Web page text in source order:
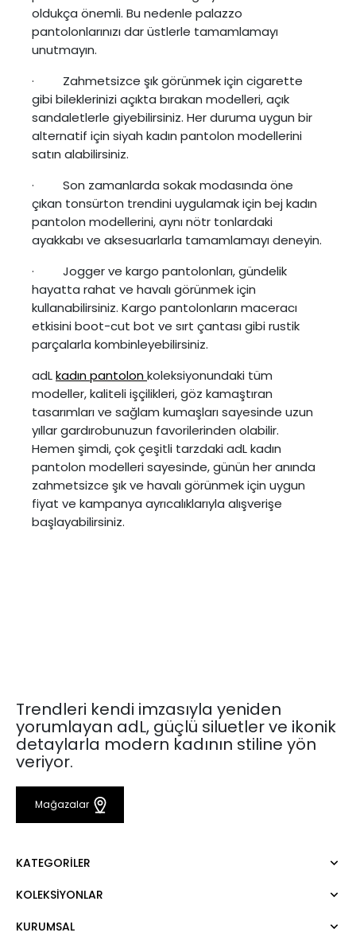
oldukça önemli. Bu nedenle palazzo
pantolonlarınızı dar üstlerle tamamlamayı
unutmayın.
· Zahmetsizce şık görünmek için cigarette
gibi bileklerinizi açıkta bırakan modelleri, açık
sandaletlerle giyebilirsiniz. Her duruma uygun bir
alternatif için siyah kadın pantolon modellerini
satın alabilirsiniz.
· Son zamanlarda sokak modasında öne
çıkan tonsürton trendini uygulamak için bej kadın
pantolon modellerini, aynı nötr tonlardaki
ayakkabı ve aksesuarlarla tamamlamayı deneyin.
· Jogger ve kargo pantolonları, gündelik
hayatta rahat ve havalı görünmek için
kullanabilirsiniz. Kargo pantolonların maceracı
etkisini boot-cut bot ve sırt çantası gibi rustik
parçalarla kombinleyebilirsiniz.
adLkadın pantolonkoleksiyonundaki tüm
modeller, kaliteli işçilikleri, göz kamaştıran
tasarımları ve sağlam kumaşları sayesinde uzun
yıllar gardırobunuzun favorilerinden olabilir.
Hemen şimdi, çok çeşitli tarzdaki adL kadın
pantolon modelleri sayesinde, günün her anında
zahmetsizce şık ve havalı görünmek için uygun
fiyat ve kampanya ayrıcalıklarıyla alışverişe
başlayabilirsiniz.
Trendleri kendi imzasıyla yeniden
yorumlayan adL, güçlü siluetler ve ikonik
detaylarla modern kadının stiline yön
veriyor.
Mağazalar
KATEGORILER
Elbise
KOLEKSIYONLAR
Mert Aslan
KURUMSAL